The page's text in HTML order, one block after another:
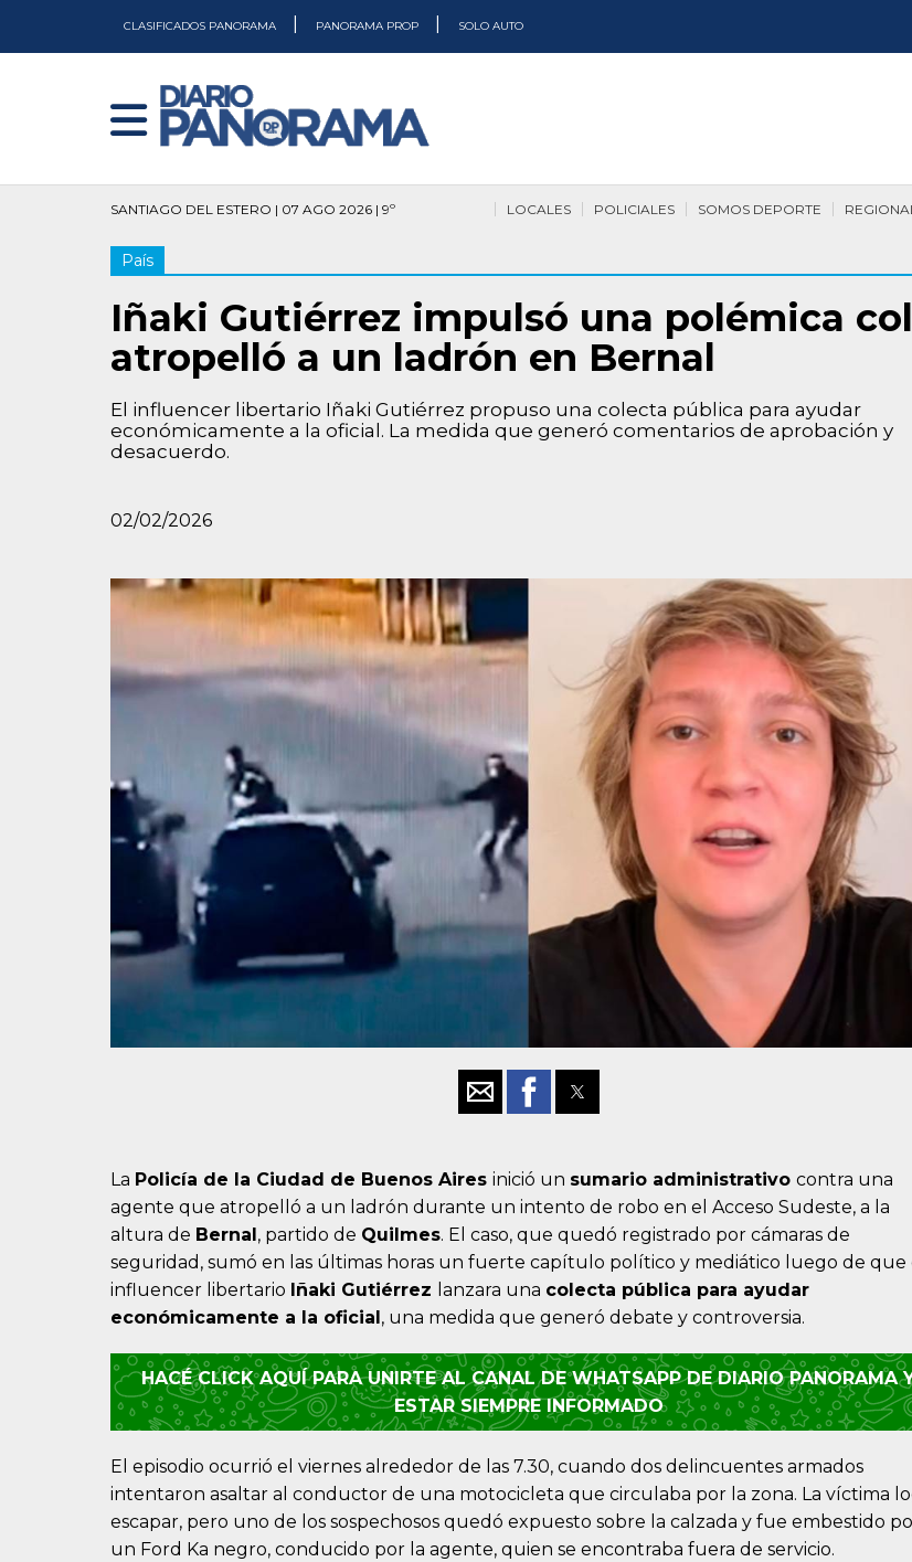
CLASIFICADOS PANORAMA PANORAMA PROP SOLO AUTO
SANTIAGO DEL ESTERO | 07 AGO 2026 | 9º SOMOS DEPORTE
POLICIALES
LOCALES
País
Iñaki Gutiérrez impulsó una polémica
atropelló a un ladrón en Bernal
El influencer libertario Iñaki Gutiérrez propuso una colecta pública para ayudar
económicamente a la oficial. La medida que generó comentarios de aprobación y
desacuerdo.
02/02/2026
La Policía de la Ciudad de Buenos Aires inició un sumario administrativo contra una
agente que atropelló a un ladrón durante un intento de robo en el Acceso Sudeste, a la
altura de Bernal , partido de Quilmes. El caso, que quedó registrado por cámaras de
seguridad, sumó en las últimas horas un fuerte capítulo político y mediático luego de que
influencer libertario Iñaki Gutiérrez lanzara una colecta pública para ayudar
económicamente a la oficial , una medida que generó debate y controversia.
HACÉ CLICK AQUÍ PARA UNIRTE AL CANAL DE WHATSAPP DE DIARIO PANORAMA
ESTAR SIEMPRE INFORMADO
El episodio ocurrió el viernes alrededor de las 7.30, cuando dos delincuentes armados
intentaron asaltar al conductor de una motocicleta que circulaba por la zona. La víctima
escapar, pero uno de los sospechosos quedó expuesto sobre la calzada y fue embestido
un Ford Ka negro, conducido por la agente, quien se encontraba fuera de servicio.